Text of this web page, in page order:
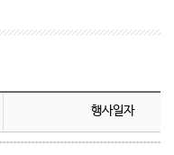
행사일자